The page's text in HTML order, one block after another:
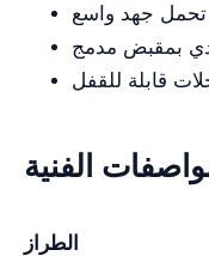
تحمل جهد واسع
بمقبض مدمج
قابلة للقفل
الفنية
الطراز